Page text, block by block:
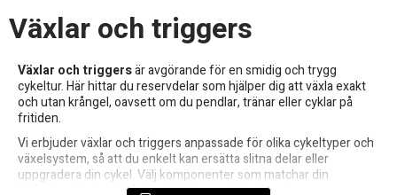
Växlar och triggers
Växlar och triggersär avgörande för en smidig och trygg
cykeltur. Här hittar du reservdelar som hjälper dig att växla exakt
och utan krångel, oavsett om du pendlar, tränar eller cyklar på
fritiden.
Vi erbjuder växlar och triggers anpassade för olika cykeltyper och
växelsystem, så att du enkelt kan ersätta slitna delar eller
uppgradera din cykel. Välj komponenter som matchar din
befintliga drivlina för bästa funktion och livslängd.